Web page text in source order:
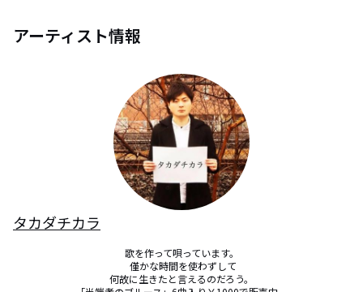
アーティスト情報
タカダチカラ
歌を作って唄っています。